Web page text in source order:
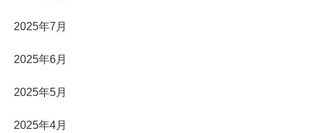
2025年7月
2025年6月
2025年5月
2025年4月